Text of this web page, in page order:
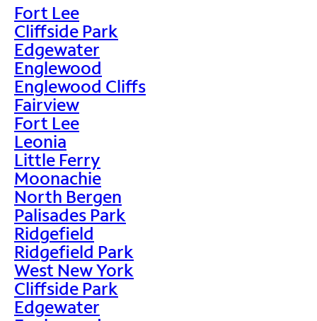
Fort Lee
Cliffside Park
Edgewater
Englewood
Englewood Cliffs
Fairview
Fort Lee
Leonia
Little Ferry
Moonachie
North Bergen
Palisades Park
Ridgefield
Ridgefield Park
West New York
Cliffside Park
Edgewater